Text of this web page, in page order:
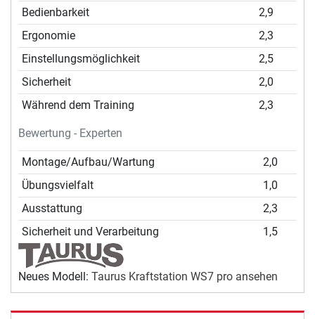
Bedienbarkeit
2,9
Ergonomie
2,3
Einstellungsmöglichkeit
2,5
Sicherheit
2,0
Während dem Training
2,3
Bewertung - Experten
Montage/Aufbau/Wartung
2,0
Übungsvielfalt
1,0
Ausstattung
2,3
Sicherheit und Verarbeitung
1,5
Neues Modell: Taurus Kraftstation WS7 pro ansehen